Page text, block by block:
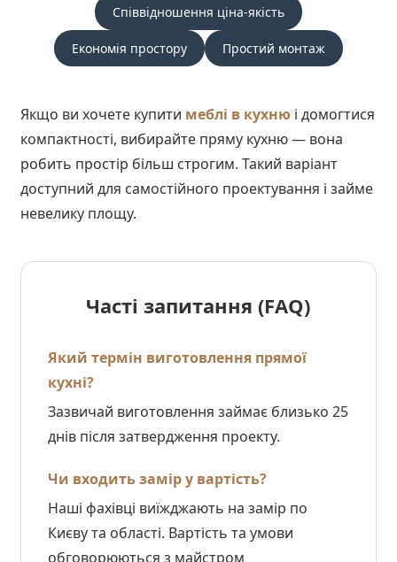
Співвідношення ціна-якість
Економія простору Простий монтаж
Якщо ви хочете купити меблі в кухню і домогтися
компактності, вибирайте пряму кухню — вона
робить простір більш строгим. Такий варіант
доступний для самостійного проектування і займе
невелику площу.
Часті запитання (FAQ)
Який термін виготовлення прямої
кухні?
Зазвичай виготовлення займає близько 25
днів після затвердження проекту.
Чи входить замір у вартість?
Наші фахівці виїжджають на замір по
Києву та області. Вартість та умови
обговорюються з майстром